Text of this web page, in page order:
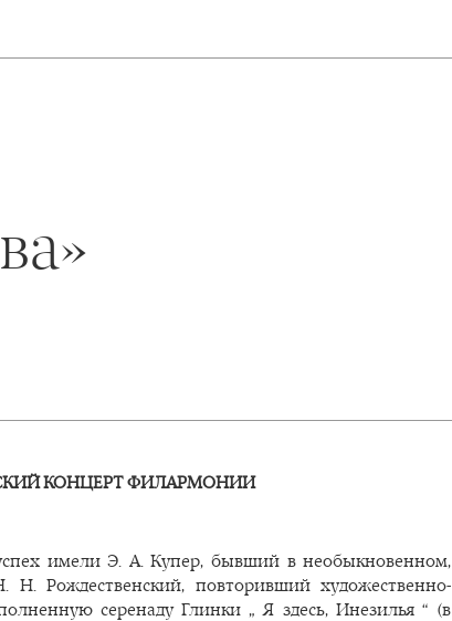
КОНЦЕРТ ФИЛАРМОНИИ
имели Э. А. Купер, бывший в необыкновенном,
Н. Рождественский, повторивший художественно-
серенаду Глинки „ Я здесь, Инезилья “ (в